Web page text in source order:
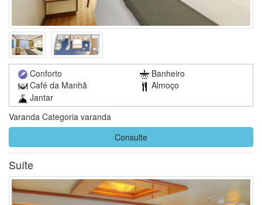
Conforto
Banheiro
Café da Manhã
Almoço
Jantar
Varanda Categoria varanda
Consulte
Suíte